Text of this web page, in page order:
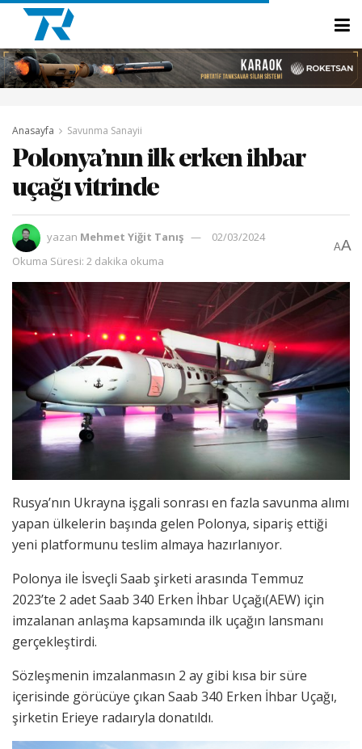
Anasayfa Savunma Sanayii
Polonya’nın ilk erken ihbar
uçağı vitrinde
yazan Mehmet Yiğit Tanış
02/03/2024
Okuma Süresi: 2 dakika okuma
AA
Rusya’nın Ukrayna işgali sonrası en fazla savunma alımı
yapan ülkelerin başında gelen Polonya, sipariş ettiği
yeni platformunu teslim almaya hazırlanıyor.
Polonya ile İsveçli Saab şirketi arasında Temmuz
2023’te 2 adet Saab 340 Erken İhbar Uçağı(AEW) için
imzalanan anlaşma kapsamında ilk uçağın lansmanı
gerçekleştirdi.
Sözleşmenin imzalanmasın 2 ay gibi kısa bir süre
içerisinde görücüye çıkan Saab 340 Erken İhbar Uçağı,
şirketin Erieye radaıryla donatıldı.